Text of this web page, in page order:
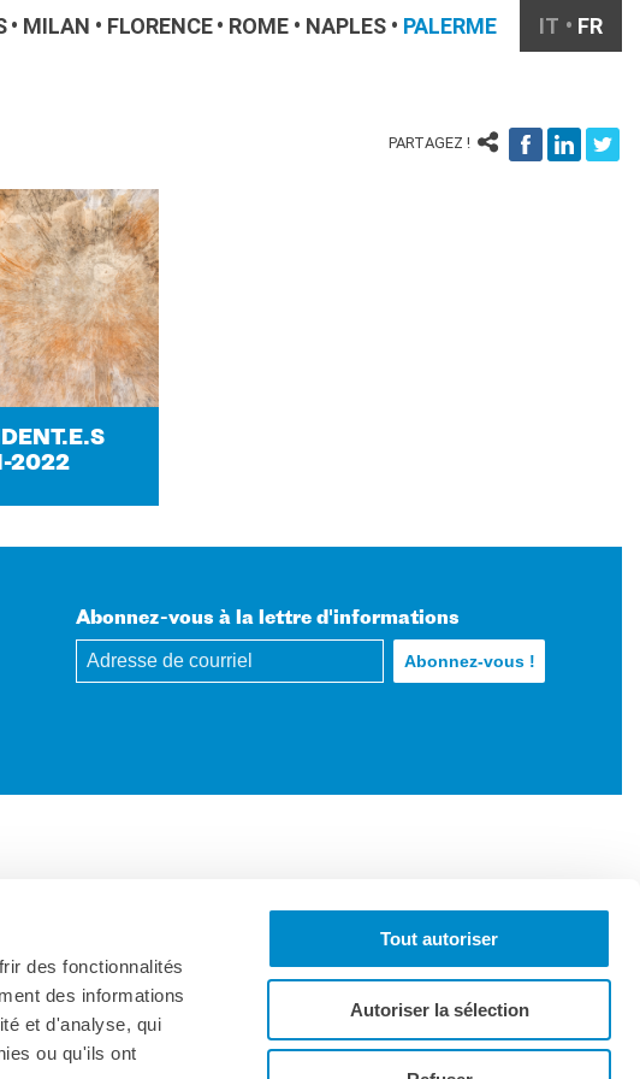
des fonctionnalités
des informations
et d'analyse, qui
ou qu'ils ont
Tout autoriser
Autoriser la sélection
MILAN FLORENCE ROME NAPLES PALERME IT FR
PARTAGEZ !
​2022
Abonnez-vous à la lettre d'informations